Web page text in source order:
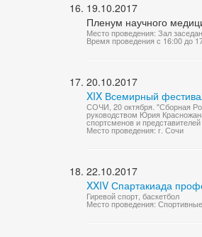
19.10.2017
Пленум научного
Место проведения: Зал
Время проведения с 16:00 до
20.10.2017
XIX Всемирный
СОЧИ, 20 октября. "Сборная
руководством Юрия
спортсменов и
Место проведения: г. Сочи
22.10.2017
XXIV Спартакиада
Гиревой спорт, баскетбол
Место проведения: